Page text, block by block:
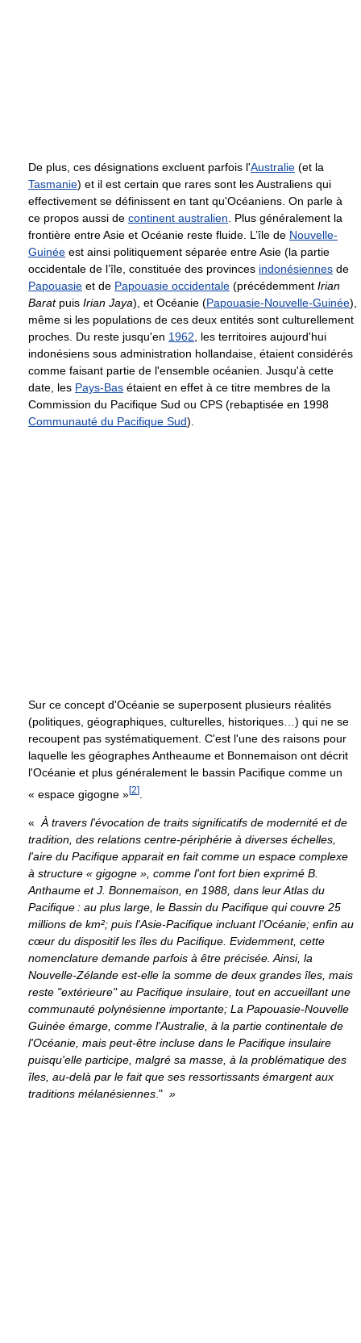
De plus, ces désignations excluent parfois l'Australie (et la
Tasmanie) et il est certain que rares sont les Australiens qui
effectivement se définissent en tant qu'Océaniens. On parle à
ce propos aussi de continent australien . Plus généralement la
frontière entre Asie et Océanie reste fluide. L’île de Nouvelle-
Guinée est ainsi politiquement séparée entre Asie (la partie
occidentale de l’île, constituée des provinces indonésiennes de
Papouasie et de Papouasie occidentale (précédemment Irian
Baratpuis Irian Jaya), et Océanie (Papouasie-Nouvelle-Guinée),
même si les populations de ces deux entités sont culturellement
proches. Du reste jusqu'en 1962 , les territoires aujourd'hui
indonésiens sous administration hollandaise, étaient considérés
comme faisant partie de l'ensemble océanien. Jusqu'à cette
date, les Pays-Bas étaient en effet à ce titre membres de la
Commission du Pacifique Sud ou CPS (rebaptisée en 1998
Communauté du Pacifique Sud).
Sur ce concept d'Océanie se superposent plusieurs réalités
(politiques, géographiques, culturelles, historiques…) qui ne se
recoupent pas systématiquement. C'est l'une des raisons pour
laquelle les géographes Antheaume et Bonnemaison ont décrit
l'Océanie et plus généralement le bassin Pacifique comme un
« espace gigogne »[2]
« À travers l'évocation de traits significatifs de modernité et de
tradition, des relations centre-périphérie à diverses échelles,
l'aire du Pacifique apparait en fait comme un espace complexe
à structure « gigogne », comme l'ont fort bien exprimé B.
Anthaume et J. Bonnemaison, en 1988, dans leur Atlas du
Pacifique : au plus large, le Bassin du Pacifique qui couvre 25
millions de km²; puis l'Asie-Pacifique incluant l'Océanie; enfin au
cœur du dispositif les îles du Pacifique. Evidemment, cette
nomenclature demande parfois à être précisée. Ainsi, la
Nouvelle-Zélande est-elle la somme de deux grandes îles, mais
reste "extérieure" au Pacifique insulaire, tout en accueillant une
communauté polynésienne importante; La Papouasie-Nouvelle
Guinée émarge, comme l'Australie, à la partie continentale de
l'Océanie, mais peut-être incluse dans le Pacifique insulaire
puisqu'elle participe, malgré sa masse, à la problématique des
îles, au-delà par le fait que ses ressortissants émargent aux
traditions mélanésiennes ." »